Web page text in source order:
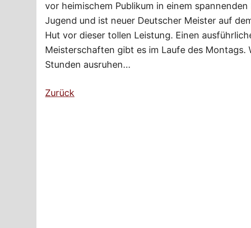
vor heimischem Publikum in einem
Jugend und ist neuer Deutscher Meister auf
Hut vor dieser tollen Leistung. Einen
Meisterschaften gibt es im Laufe des Montags.
Stunden ausruhen...
Zurück